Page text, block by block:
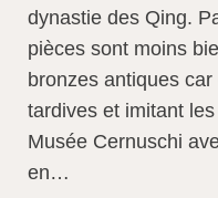
dynastie des Qing.
pièces sont moins
bronzes antiques
tardives et imitant
Musée Cernuschi
en…